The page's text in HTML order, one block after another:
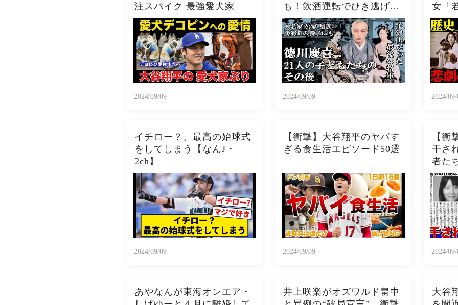
注スパイク 最強愛犬家
2024/09/09
も！飲酒運転でひき逃げを
起こした子も！？
2024/09/09
女「
2024/
イチロー？、最高の始球式
をしてしまう【なんJ・
2ch】
2024/09/09
【衝撃】大谷翔平のヤバす
ぎる食生活エピソード50選
2024/09/09
【衝
干さ
者た
在の
欺被
撃の
じめ
2024/
あやなんが東海オンエア・
井上咲楽がオズワルド畠中
大谷